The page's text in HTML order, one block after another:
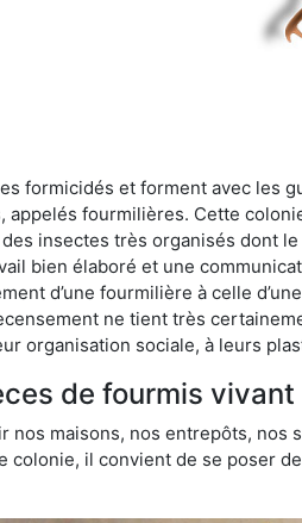
formicidés et forment avec les
fourmilières. Cette
insectes très organisés dont
bien élaboré et une
d’une fourmilière à celle
ne tient très
organisation sociale, à leurs
de fourmis vivant
nos maisons, nos entrepôts,
colonie, il convient de se poser